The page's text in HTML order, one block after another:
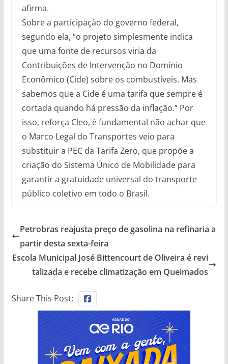
afirma.
Sobre a participação do governo federal,
segundo ela, “o projeto simplesmente indica
que uma fonte de recursos viria da
Contribuições de Intervenção no Domínio
Econômico (Cide) sobre os combustíveis. Mas
sabemos que a Cide é uma tarifa que sempre é
cortada quando há pressão da inflação.” Por
isso, reforça Cleo, é fundamental não achar que
o Marco Legal do Transportes veio para
substituir a PEC da Tarifa Zero, que propõe a
criação do Sistema Único de Mobilidade para
garantir a gratuidade universal do transporte
público coletivo em todo o Brasil.
Petrobras reajusta preço de gasolina na refinaria a
partir desta sexta-feira
Escola Municipal José Bittencourt de Oliveira é revi
talizada e recebe climatização em Queimados
Share This Post: